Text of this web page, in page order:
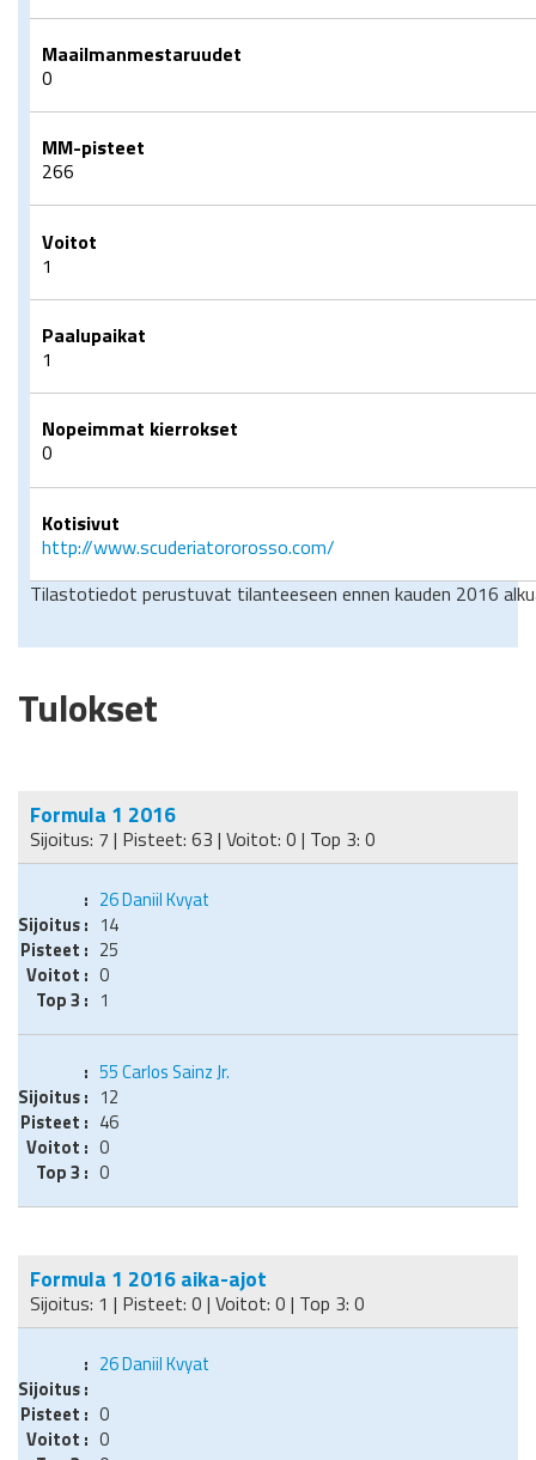
Maailmanmestaruudet
0
MM-pisteet
266
Voitot
1
Paalupaikat
1
Nopeimmat kierrokset
0
Kotisivut
http://www.scuderiatororosso.com/
Tilastotiedot perustuvat tilanteeseen ennen kauden 2016
Tulokset
Formula 1 2016
Sijoitus: 7 | Pisteet: 63 | Voitot: 0 | Top 3: 0
26Daniil Kvyat
14
25
0
1
55Carlos Sainz Jr.
12
46
0
0
Formula 1 2016 aika-ajot
Sijoitus: 1 | Pisteet: 0 | Voitot: 0 | Top 3: 0
26Daniil Kvyat
0
0